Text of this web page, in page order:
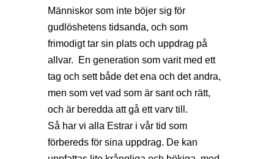
Människor som inte böjer sig för
gudlöshetens tidsanda, och som
frimodigt tar sin plats och uppdrag på
allvar. En generation som varit med ett
tag och sett både det ena och det andra,
men som vet vad som är sant och rätt,
och är beredda att gå ett varv till.
Så har vi alla Estrar i vår tid som
förbereds för sina uppdrag. De kan